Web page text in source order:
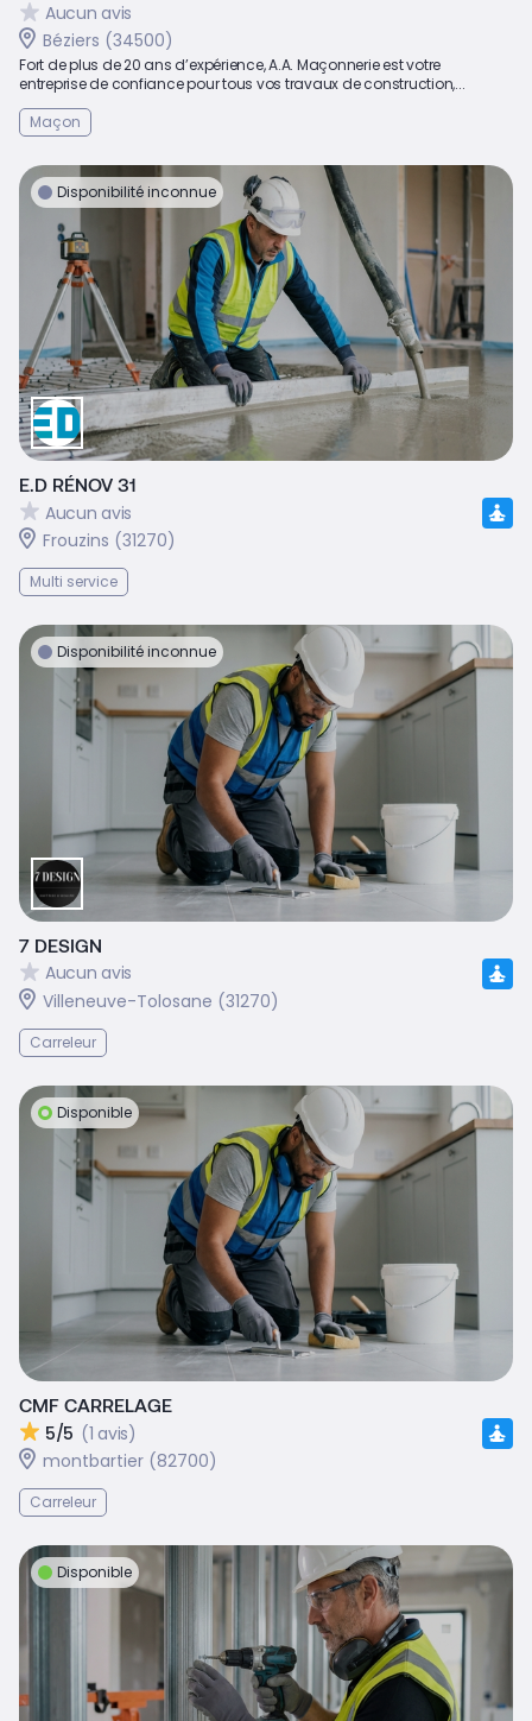
Aucun avis
Béziers (34500)
Fort de plus de 20 ans d’expérience, A.A. Maçonnerie est votre
entreprise de confiance pour tous vos travaux de construction,...
Maçon
Disponibilité inconnue
E.D RÉNOV 31
Aucun avis
Frouzins (31270)
Multi service
Disponibilité inconnue
7 DESIGN
Aucun avis
Villeneuve-Tolosane (31270)
Carreleur
Disponible
CMF CARRELAGE
5/5 (1 avis)
montbartier (82700)
Carreleur
Disponible